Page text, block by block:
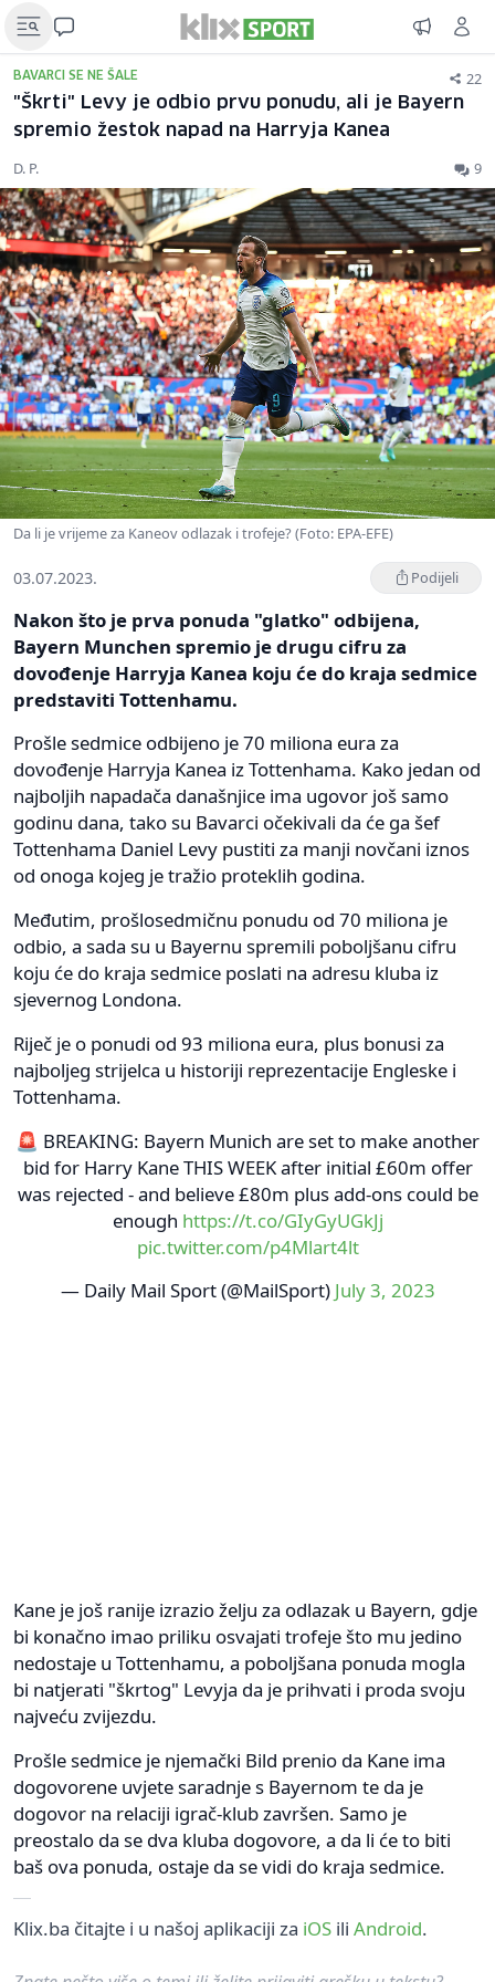
BAVARCI SE NE ŠALE 22
"Škrti" Levy je odbio prvu ponudu, ali je Bayern
spremio žestok napad na Harryja Kanea
D. P. 9
Da li je vrijeme za Kaneov odlazak i trofeje? (Foto: EPA-EFE)
03.07.2023. Podijeli
Nakon što je prva ponuda "glatko" odbijena,
Bayern Munchen spremio je drugu cifru za
dovođenje Harryja Kanea koju će do kraja sedmice
predstaviti Tottenhamu.
Prošle sedmice odbijeno je 70 miliona eura za
dovođenje Harryja Kanea iz Tottenhama. Kako jedan od
najboljih napadača današnjice ima ugovor još samo
godinu dana, tako su Bavarci očekivali da će ga šef
Tottenhama Daniel Levy pustiti za manji novčani iznos
od onoga kojeg je tražio proteklih godina.
Međutim, prošlosedmičnu ponudu od 70 miliona je
odbio, a sada su u Bayernu spremili poboljšanu cifru
koju će do kraja sedmice poslati na adresu kluba iz
sjevernog Londona.
Riječ je o ponudi od 93 miliona eura, plus bonusi za
najboljeg strijelca u historiji reprezentacije Engleske i
Tottenhama.
🚨 BREAKING: Bayern Munich are set to make another
bid for Harry Kane THIS WEEK after initial £60m offer
was rejected - and believe £80m plus add-ons could be
enough https://t.co/GIyGyUGkJj
pic.twitter.com/p4Mlart4lt
— Daily Mail Sport (@MailSport) July 3, 2023
Kane je još ranije izrazio želju za odlazak u Bayern, gdje
bi konačno imao priliku osvajati trofeje što mu jedino
nedostaje u Tottenhamu, a poboljšana ponuda mogla
bi natjerati "škrtog" Levyja da je prihvati i proda svoju
najveću zvijezdu.
Prošle sedmice je njemački Bild prenio da Kane ima
dogovorene uvjete saradnje s Bayernom te da je
dogovor na relaciji igrač-klub završen. Samo je
preostalo da se dva kluba dogovore, a da li će to biti
baš ova ponuda, ostaje da se vidi do kraja sedmice.
Klix.ba čitajte i u našoj aplikaciji za iOS ili Android.